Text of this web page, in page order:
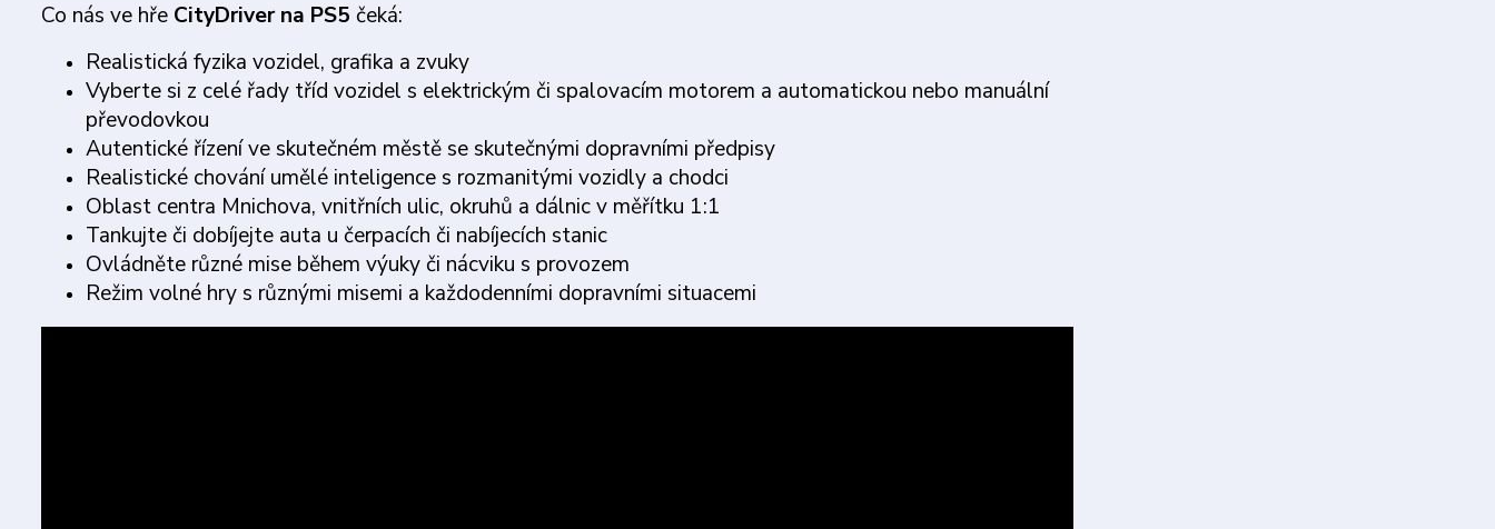
Co nás ve hře CityDriver na PS5 čeká:
Realistická fyzika vozidel, grafika a zvuky
Vyberte si z celé řady tříd vozidel s elektrickým či spalovacím motorem a automatickou nebo manuální
převodovkou
Autentické řízení ve skutečném městě se skutečnými dopravními předpisy
Realistické chování umělé inteligence s rozmanitými vozidly a chodci
Oblast centra Mnichova, vnitřních ulic, okruhů a dálnic v měřítku 1:1
Tankujte či dobíjejte auta u čerpacích či nabíjecích stanic
Ovládněte různé mise během výuky či nácviku s provozem
Režim volné hry s různými misemi a každodenními dopravními situacemi